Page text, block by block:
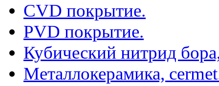
CVD покрытие.
PVD покрытие.
Кубический нитрид
Металлокерамика,